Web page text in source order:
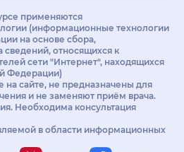
применяются
(информационные технологии
на основе сбора,
сведений, относящихся к
сети "Интернет", находящихся
Федерации)
сайте, не предназначены для
и не заменяют приём врача.
Необходима консультация
в области информационных